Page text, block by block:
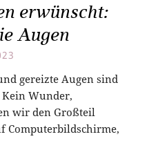
erwünscht:
Augen
gereizte Augen sind
Wunder,
wir den Großteil
Computerbildschirme,